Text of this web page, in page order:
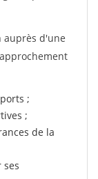
auprès d'une
;
;
de la